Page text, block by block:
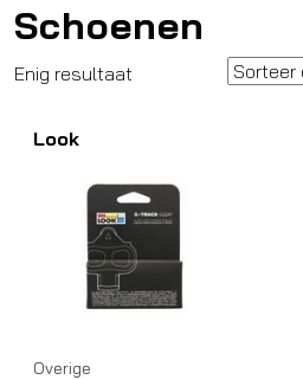
Schoenen
Enig resultaat
Look
Overige